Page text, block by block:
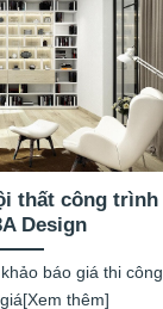
thất công trình
Design
báo giá thi công
thêm]